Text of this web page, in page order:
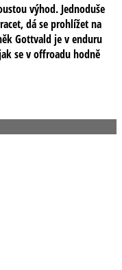
výhod. Jednoduše
dá se prohlížet na
Gottvald je v enduru
se v offroadu hodně